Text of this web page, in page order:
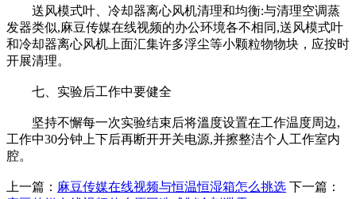
送风模式叶、冷却器离心风机清理和均衡:与清理空调蒸
发器类似,麻豆传媒在线视频的办公环境各不相同,送风模式叶
和冷却器离心风机上面汇集许多浮尘等小颗粒物物块，应按时
开展清理。
七、实验后工作中要健全
坚持不懈每一次实验结束后将溫度设置在工作温度周边,
工作中30分钟上下后再断开开关电源,并擦整洁个人工作室内
腔。
上一篇： 麻豆传媒在线视频与恒温恒湿箱怎么挑选 下一篇：